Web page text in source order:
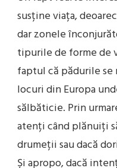
susține viața,
dar zonele
tipurile de forme de
faptul că pădurile
locuri din Europa
sălbăticie. Prin
atenți când plănuiți
drumeții sau dacă
Și apropo, dacă